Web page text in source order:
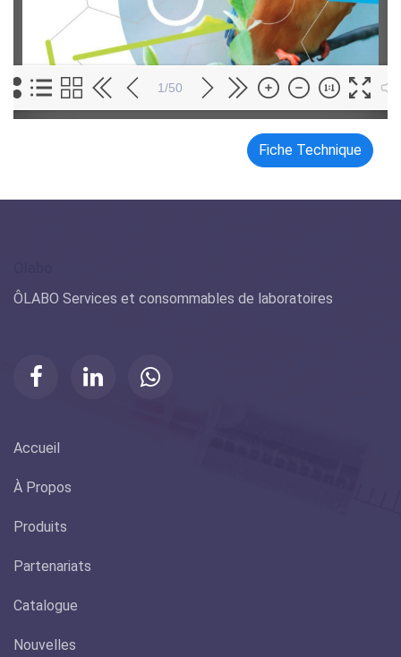
1/50
Fiche Technique
ÔLABO Services et consommables de laboratoires
Accueil
À Propos
Produits
Partenariats
Catalogue
Nouvelles